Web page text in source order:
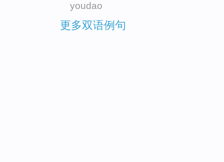
youdao
更多双语例句